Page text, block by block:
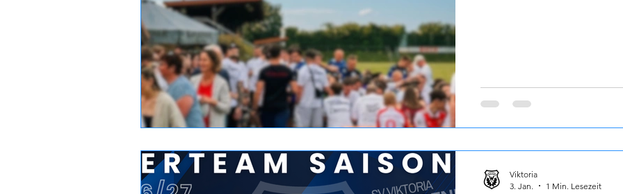
Viktoria
3. Jan.
1 Min. Lesezeit